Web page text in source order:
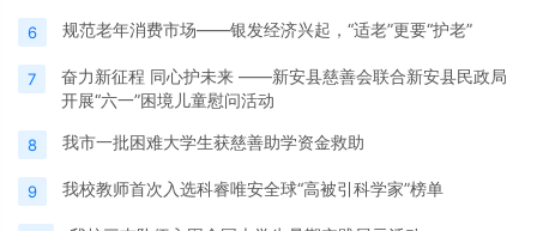
6 规范老年消费市场——银发经济兴起，“适老”更要“护老”
7
奋力新征程 同心护未来 ——新安县慈善会联合新安县民政局
开展“六一”困境儿童慰问活动
8 我市一批困难大学生获慈善助学资金救助
9 我校教师首次入选科睿唯安全球“高被引科学家”榜单